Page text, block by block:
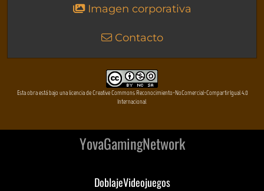
Imagen corporativa
Contacto
Esta obra está bajo una licencia de Creative Commons Reconocimiento-NoComercial-CompartirIgual 4.0
Internacional
YovaGamingNetwork
DoblajeVideojuegos